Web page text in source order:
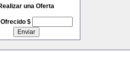
una Oferta
$